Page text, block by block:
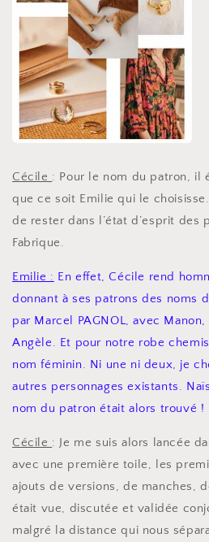
Cécile : Pour le nom du patron, il
que ce soit Emilie qui le
de rester dans l’état d’esprit des
Fabrique.
Emilie : En effet, Cécile rend
donnant à ses patrons des noms
par Marcel PAGNOL, avec
Angèle. Et pour notre robe
nom féminin. Ni une ni deux, je
autres personnages existants.
nom du patron était alors trouvé !
Cécile : Je me suis alors lancée
avec une première toile, les
ajouts de versions, de manches,
était vue, discutée et validée
malgré la distance qui nous